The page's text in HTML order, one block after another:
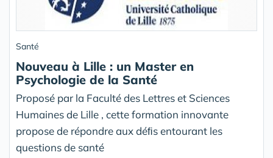
Santé
Nouveau à Lille : un Master en
Psychologie de la Santé
Proposé par la Faculté des Lettres et Sciences
Humaines de Lille , cette formation innovante
propose de répondre aux déﬁs entourant les
questions de santé